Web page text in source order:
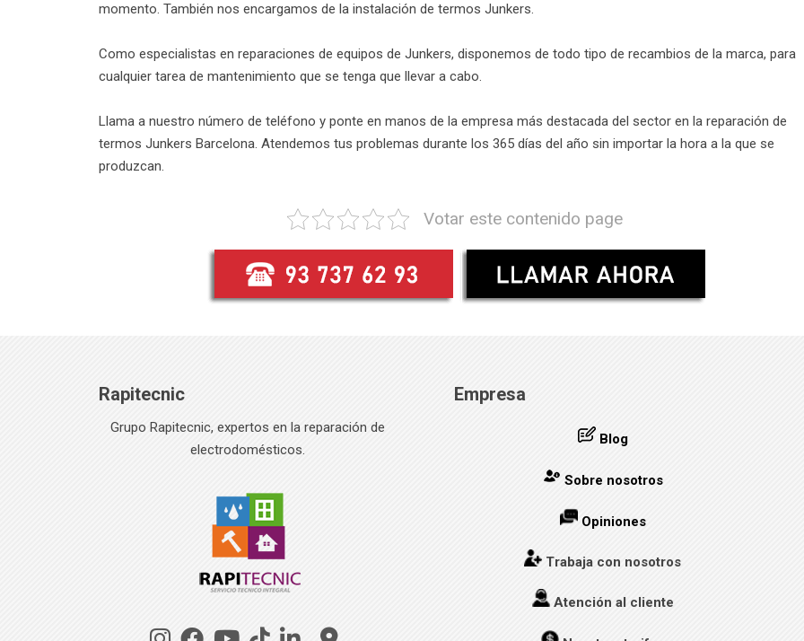
momento. También nos encargamos de la instalación de termos Junkers.
Como especialistas en reparaciones de equipos de Junkers, disponemos de todo tipo de recambios de la marca, para
cualquier tarea de mantenimiento que se tenga que llevar a cabo.
Llama a nuestro número de teléfono y ponte en manos de la empresa más destacada del sector en la reparación de
termos Junkers Barcelona. Atendemos tus problemas durante los 365 días del año sin importar la hora a la que se
produzcan.
Votar este contenido page
Rapitecnic
Grupo Rapitecnic, expertos en la reparación de
electrodomésticos.
Empresa
Blog
Sobre nosotros
Opiniones
Trabaja con nosotros
Atención al cliente